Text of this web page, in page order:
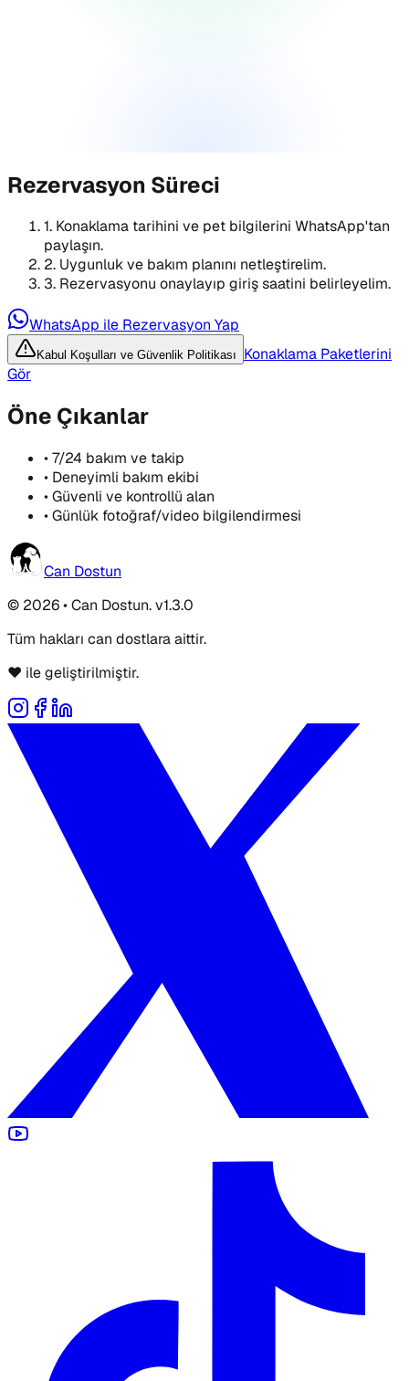
Rezervasyon Süreci
1. Konaklama tarihini ve pet bilgilerini WhatsApp'tan
paylaşın.
2. Uygunluk ve bakım planını netleştirelim.
3. Rezervasyonu onaylayıp giriş saatini belirleyelim.
WhatsApp ile Rezervasyon Yap
Kabul Koşulları ve Güvenlik Politikası
Konaklama Paketlerini
Gör
Öne Çıkanlar
•7/24 bakım ve takip
• Deneyimli bakım ekibi
•Güvenli ve kontrollü alan
•Günlük fotoğraf/video bilgilendirmesi
Can Dostun
© 2026 • Can Dostun. v1.3.0
Tüm hakları can dostlara aittir.
❤️ ile geliştirilmiştir.